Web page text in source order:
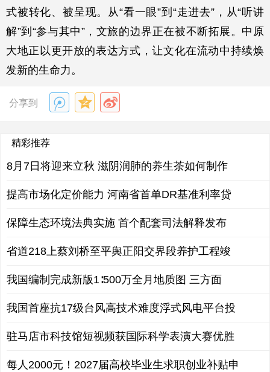
式被转化、被呈现。从“看一眼”到“走进去”，从“听讲
解”到“参与其中”，文旅的边界正在被不断拓展。中原
大地正以更开放的表达方式，让文化在流动中持续焕
发新的生命力。
分享到
精彩推荐
8月7日将迎来立秋 滋阴润肺的养生茶如何制作
提高市场化定价能力 河南省首单DR基准利率贷
保障生态环境法典实施 首个配套司法解释发布
省道218上蔡刘桥至平舆正阳交界段养护工程竣
我国编制完成新版1∶500万全月地质图 三方面
我国首座抗17级台风高技术难度浮式风电平台投
驻马店市科技馆短视频获国际科学表演大赛优胜
每人2000元！2027届高校毕业生求职创业补贴申